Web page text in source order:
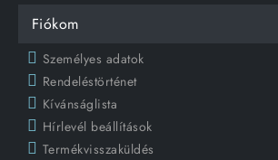
Fiókom
Személyes adatok
Rendeléstörténet
Kívánságlista
Hírlevél beállítások
Termékvisszaküldés